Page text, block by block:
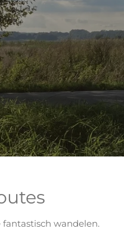
wandelen.